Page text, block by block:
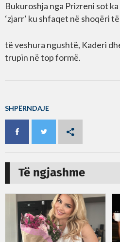
Bukuroshja nga Prizreni sot
‘zjarr’ ku shfaqet në shoqëri
të veshura ngushtë, Kaderi
trupin në top formë.
SHPËRNDAJE
Të ngjashme